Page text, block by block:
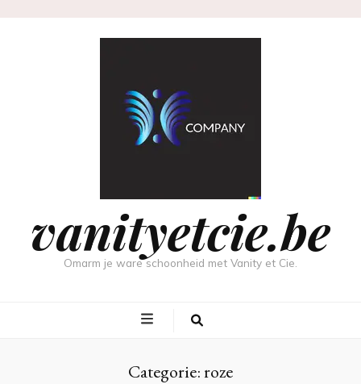
vanityetcie.be
Omarm je ware schoonheid met Vanity et Cie.
Categorie:roze